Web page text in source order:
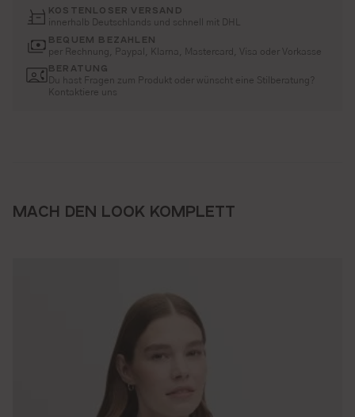
KOSTENLOSER VERSAND
innerhalb Deutschlands und schnell mit DHL
BEQUEM BEZAHLEN
per Rechnung, Paypal, Klarna, Mastercard, Visa oder Vorkasse
BERATUNG
Du hast Fragen zum Produkt oder wünscht eine Stilberatung?
Kontaktiere uns
MACH DEN LOOK KOMPLETT